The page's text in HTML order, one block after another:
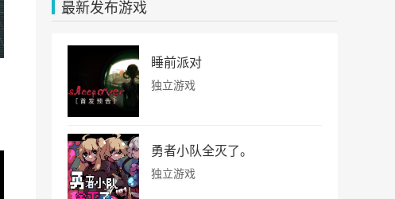
最新发布游戏
睡前派对
独立游戏
勇者小队全灭了。
独立游戏